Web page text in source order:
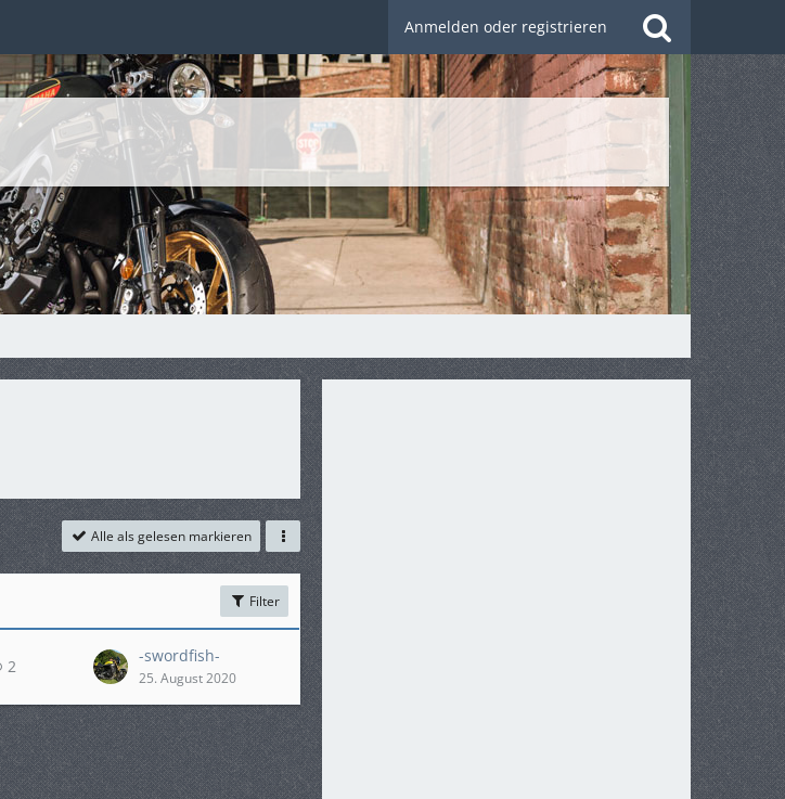
Anmelden oder registrieren
Alle als gelesen markieren
Filter
2
-swordfish-
25. August 2020